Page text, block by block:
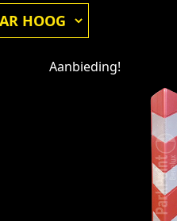
Aanbieding!